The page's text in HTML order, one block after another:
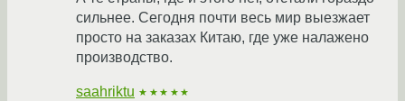
сильнее. Сегодня почти весь мир выезжает
просто на заказах Китаю, где уже налажено
производство.
saahriktu ★★★★★